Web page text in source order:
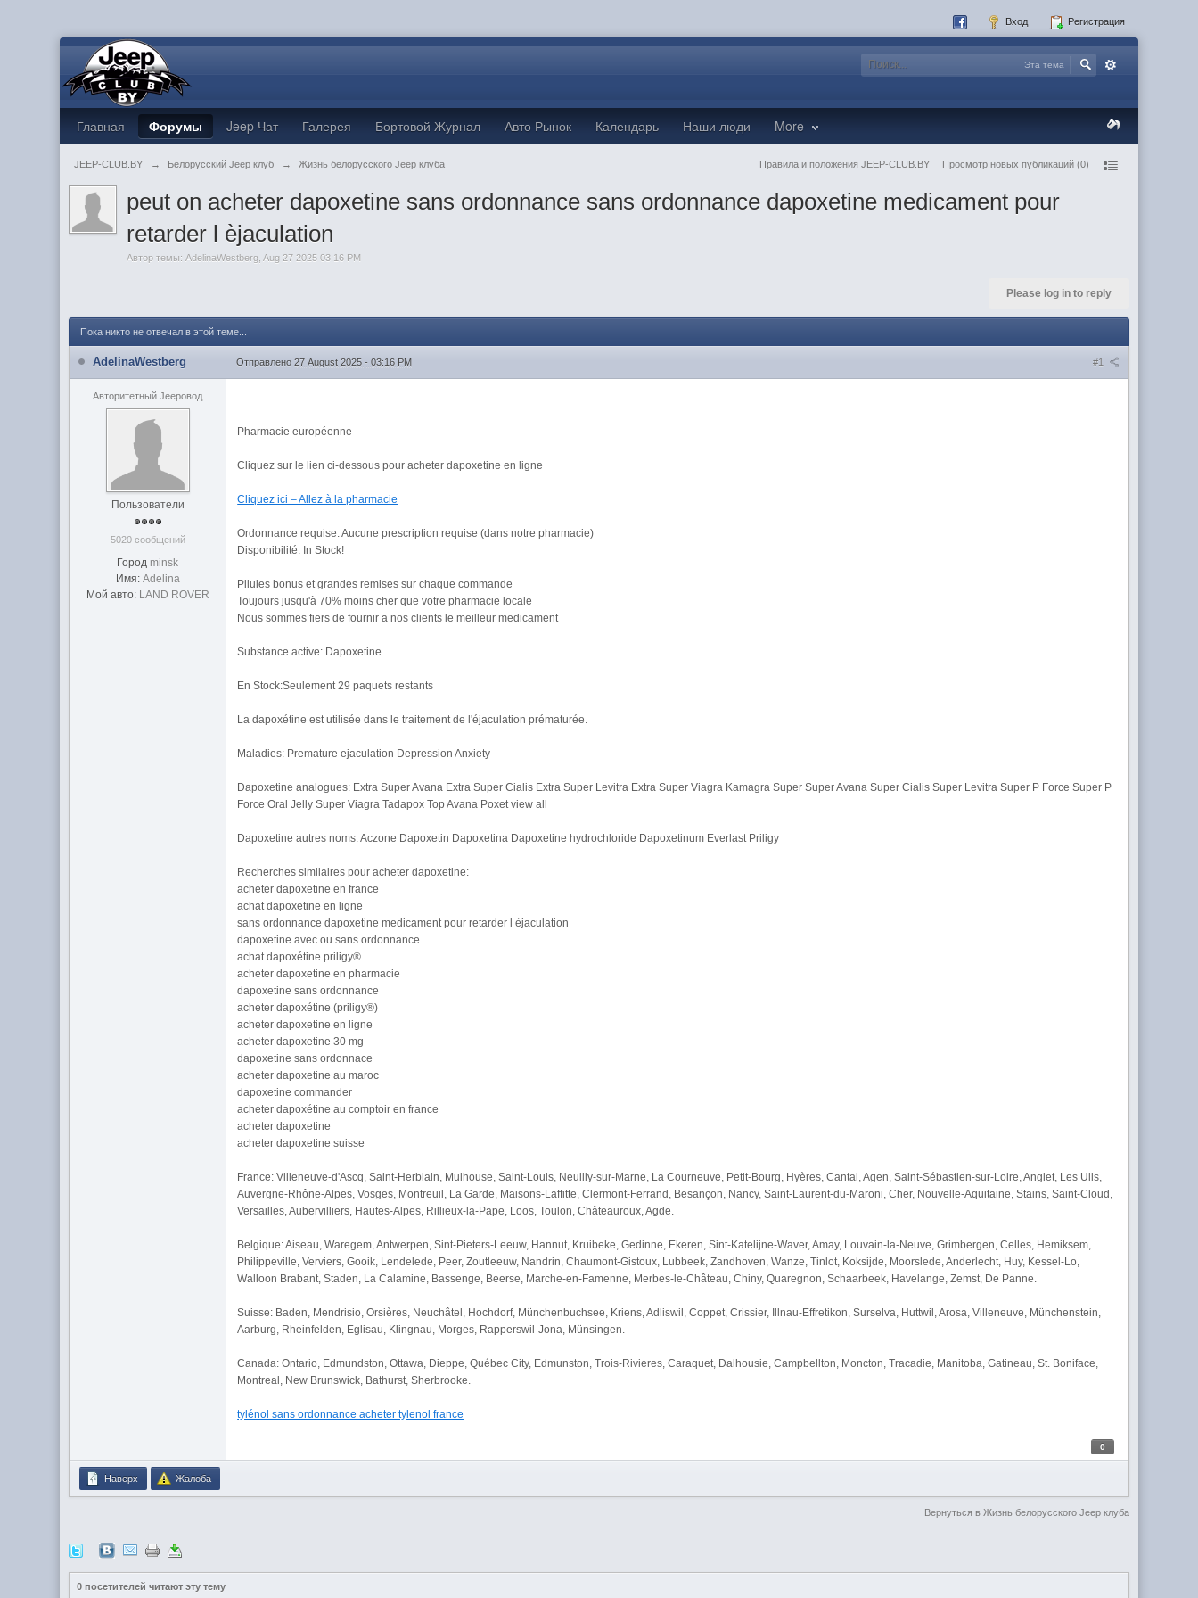
Вход Регистрация
Эта тема
Главная Форумы Jeep Чат Галерея Бортовой Журнал Авто Рынок Календарь Наши люди More
JEEP-CLUB.BY → Белорусский Jeep клуб → Жизнь белорусского Jeep клуба Правила и положения JEEP-CLUB.BY Просмотр новых публикаций (0)
peut on acheter dapoxetine sans ordonnance sans ordonnance dapoxetine medicament pour
retarder l èjaculation
Автор темы:AdelinaWestberg ,Aug 27 2025 03:16 PM
Please log in to reply
Пока никто не отвечал в этой теме...
#1
AdelinaWestberg Отправлено27 August 2025 - 03:16 PM
Авторитетный Jeepовод
Пользователи
5020 сообщений
Город minsk
Имя: Adelina
Мой авто: LAND ROVER
Pharmacie européenne
Cliquez sur le lien ci-dessous pour acheter dapoxetine en ligne
Cliquez ici – Allez à la pharmacie
Ordonnance requise: Aucune prescription requise (dans notre pharmacie)
Disponibilité: In Stock!
Pilules bonus et grandes remises sur chaque commande
Toujours jusqu'à 70% moins cher que votre pharmacie locale
Nous sommes fiers de fournir a nos clients le meilleur medicament
Substance active: Dapoxetine
En Stock:Seulement 29 paquets restants
La dapoxétine est utilisée dans le traitement de l'éjaculation prématurée.
Maladies: Premature ejaculation Depression Anxiety
Dapoxetine analogues: Extra Super Avana Extra Super Cialis Extra Super Levitra Extra Super Viagra Kamagra Super Super Avana Super Cialis Super Levitra Super P Force Super P
Force Oral Jelly Super Viagra Tadapox Top Avana Poxet view all
Dapoxetine autres noms: Aczone Dapoxetin Dapoxetina Dapoxetine hydrochloride Dapoxetinum Everlast Priligy
Recherches similaires pour acheter dapoxetine:
acheter dapoxetine en france
achat dapoxetine en ligne
sans ordonnance dapoxetine medicament pour retarder l èjaculation
dapoxetine avec ou sans ordonnance
achat dapoxétine priligy®
acheter dapoxetine en pharmacie
dapoxetine sans ordonnance
acheter dapoxétine (priligy®)
acheter dapoxetine en ligne
acheter dapoxetine 30 mg
dapoxetine sans ordonnace
acheter dapoxetine au maroc
dapoxetine commander
acheter dapoxétine au comptoir en france
acheter dapoxetine
acheter dapoxetine suisse
France: Villeneuve-d'Ascq, Saint-Herblain, Mulhouse, Saint-Louis, Neuilly-sur-Marne, La Courneuve, Petit-Bourg, Hyères, Cantal, Agen, Saint-Sébastien-sur-Loire, Anglet, Les Ulis,
Auvergne-Rhône-Alpes, Vosges, Montreuil, La Garde, Maisons-Laffitte, Clermont-Ferrand, Besançon, Nancy, Saint-Laurent-du-Maroni, Cher, Nouvelle-Aquitaine, Stains, Saint-Cloud,
Versailles, Aubervilliers, Hautes-Alpes, Rillieux-la-Pape, Loos, Toulon, Châteauroux, Agde.
Belgique: Aiseau, Waregem, Antwerpen, Sint-Pieters-Leeuw, Hannut, Kruibeke, Gedinne, Ekeren, Sint-Katelijne-Waver, Amay, Louvain-la-Neuve, Grimbergen, Celles, Hemiksem,
Philippeville, Verviers, Gooik, Lendelede, Peer, Zoutleeuw, Nandrin, Chaumont-Gistoux, Lubbeek, Zandhoven, Wanze, Tinlot, Koksijde, Moorslede, Anderlecht, Huy, Kessel-Lo,
Walloon Brabant, Staden, La Calamine, Bassenge, Beerse, Marche-en-Famenne, Merbes-le-Château, Chiny, Quaregnon, Schaarbeek, Havelange, Zemst, De Panne.
Suisse: Baden, Mendrisio, Orsières, Neuchâtel, Hochdorf, Münchenbuchsee, Kriens, Adliswil, Coppet, Crissier, Illnau-Effretikon, Surselva, Huttwil, Arosa, Villeneuve, Münchenstein,
Aarburg, Rheinfelden, Eglisau, Klingnau, Morges, Rapperswil-Jona, Münsingen.
Canada: Ontario, Edmundston, Ottawa, Dieppe, Québec City, Edmunston, Trois-Rivieres, Caraquet, Dalhousie, Campbellton, Moncton, Tracadie, Manitoba, Gatineau, St. Boniface,
Montreal, New Brunswick, Bathurst, Sherbrooke.
tylénol sans ordonnance acheter tylenol france
0
Наверх Жалоба
Вернуться в Жизнь белорусского Jeep клуба
0 посетителей читают эту тему